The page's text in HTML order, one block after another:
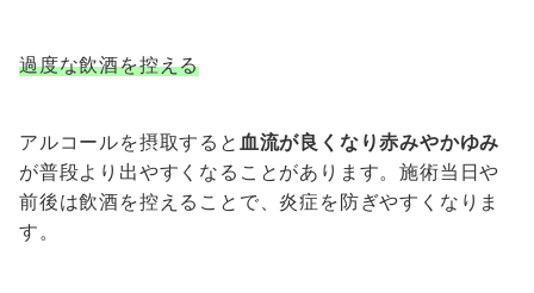
過度な飲酒を控える
アルコールを摂取すると 血流が良くなり赤みやかゆみ
が普段より出やすくなることがあります。施術当日や
前後は飲酒を控えることで、炎症を防ぎやすくなりま
す。